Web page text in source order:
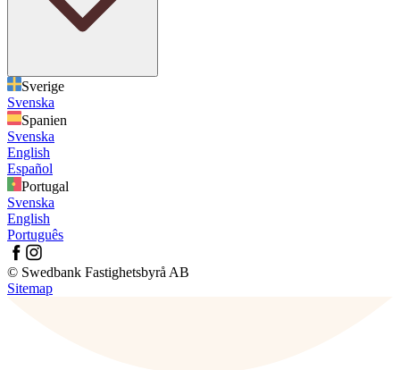
Sverige
Svenska
Spanien
Svenska
English
Español
Portugal
Svenska
English
Português
© Swedbank Fastighetsbyrå AB
Sitemap